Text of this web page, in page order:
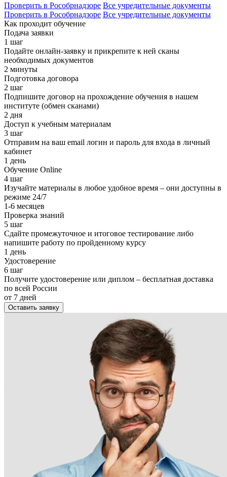
Проверить в Рособрнадзоре Все учредительные документы
Проверить в Рособрнадзоре Все учредительные документы
Как проходит обучение
Подача заявки
1 шаг
Подайте онлайн-заявку и прикрепите к ней сканы
необходимых документов
2 минуты
Подготовка договора
2 шаг
Подпишите договор на прохождение обучения в нашем
институте (обмен сканами)
2 дня
Доступ к учебным материалам
3 шаг
Отправим на ваш email логин и пароль для входа в личный
кабинет
1 день
Обучение Online
4 шаг
Изучайте материалы в любое удобное время – они доступны в
режиме 24/7
1-6 месяцев
Проверка знаний
5 шаг
Сдайте промежуточное и итоговое тестирование либо
напишите работу по пройденному курсу
1 день
Удостоверение
6 шаг
Получите удостоверение или диплом – бесплатная доставка
по всей России
от 7 дней
Оставить заявку